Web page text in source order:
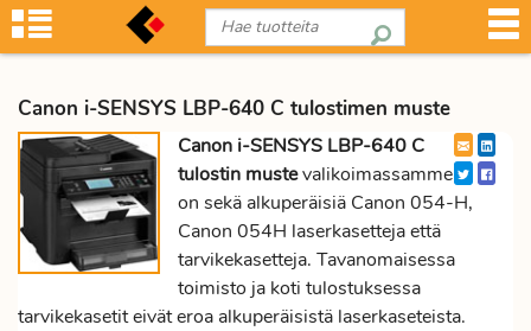
Canon i-SENSYS LBP-640 C tulostimen muste
Canon i-SENSYS LBP-640 C
tulostin mustevalikoimassamme
on sekä alkuperäisiä Canon 054-H,
Canon 054H laserkasetteja että
tarvikekasetteja. Tavanomaisessa
toimisto ja koti tulostuksessa
tarvikekasetit eivät eroa alkuperäisistä laserkaseteista.